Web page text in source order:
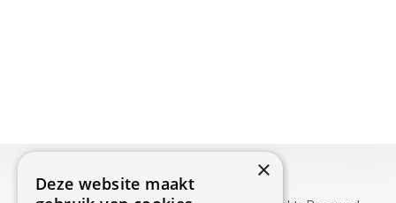
×
Deze website maakt